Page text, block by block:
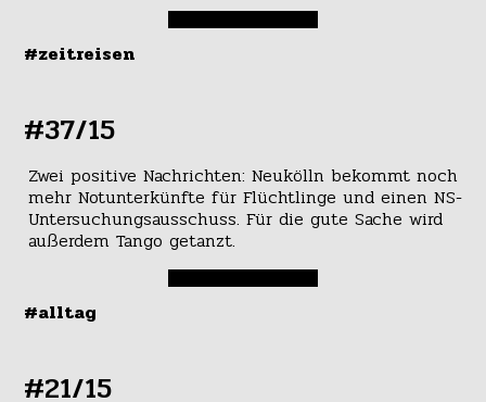
#zeitreisen
#37/15
Zwei positive Nachrichten: Neukölln bekommt noch
mehr Notunterkünfte für Flüchtlinge und einen NS-
Untersuchungsausschuss. Für die gute Sache wird
außerdem Tango getanzt.
#alltag
#21/15